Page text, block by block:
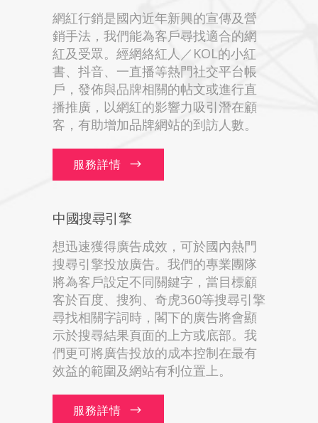
網紅行銷是國內近年新興的宣傳及營
銷手法，我們能為客戶尋找適合的網
紅及受眾。經網絡紅人／KOL的小紅
書、抖音、一直播等熱門社交平台帳
戶，發佈與品牌相關的帖文或進行直
播推廣，以網紅的影響力吸引潛在顧
客，有助增加品牌網站的到訪人數。
服務詳情
中國搜尋引擎
想迅速獲得廣告成效，可於國內熱門
搜尋引擎投放廣告。我們的專業團隊
將為客戶設定不同關鍵字，當目標顧
客於百度、搜狗、奇虎360等搜尋引擎
尋找相關字詞時，閣下的廣告將會顯
示於搜尋結果頁面的上方或底部。我
們更可將廣告投放的成本控制在最有
效益的範圍及網站有利位置上。
服務詳情